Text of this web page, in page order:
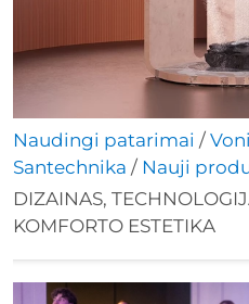
Naudingi patarimai /
Santechnika / Nauji
DIZAINAS,
KOMFORTO ESTETIKA